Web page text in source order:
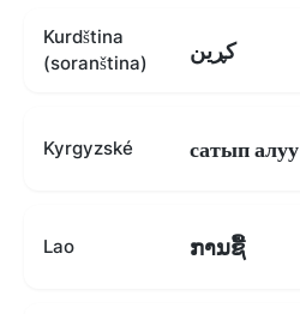
Kurdština
(soranština)
کڕین
Kyrgyzské сатып алуу
Lao ການຊື້